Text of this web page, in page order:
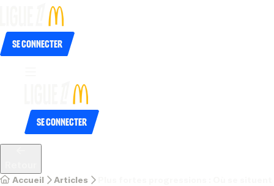
Se connecter
Se connecter
Accueil Articles